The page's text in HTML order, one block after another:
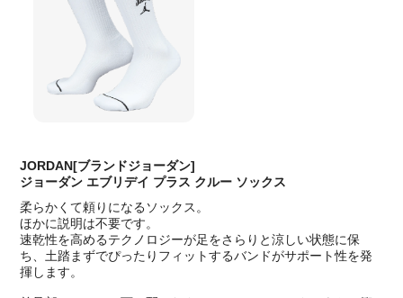
JORDAN[ブランドジョーダン]
ジョーダン エブリデイ プラス クルー ソックス
柔らかくて頼りになるソックス。
ほかに説明は不要です。
速乾性を高めるテクノロジーが足をさらりと涼しい状態に保
ち、土踏まずでぴったりフィットするバンドがサポート性を発
揮します。